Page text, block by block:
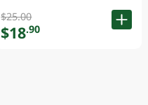
$25.00
$18.90